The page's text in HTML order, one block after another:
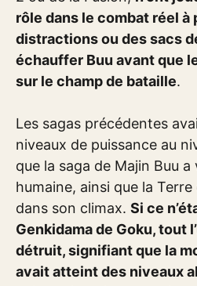
rôle dans le combat réel à
distractions ou des sacs
échauffer Buu avant que
sur le champ de bataille.
Les sagas précédentes
niveaux de puissance au
que la saga de Majin Buu
humaine, ainsi que la
dans son climax. Si ce
Genkidama de Goku, tout
détruit, signifiant que la
avait atteint des niveaux